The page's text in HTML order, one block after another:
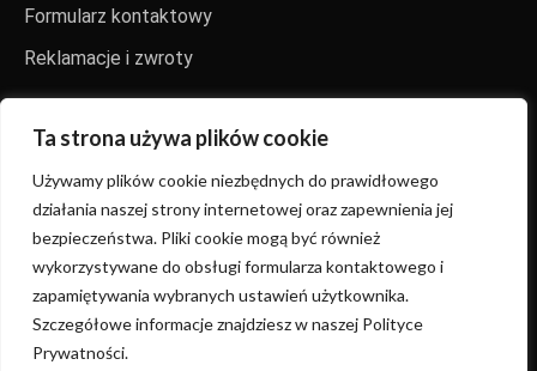
Ta strona używa plików cookie
Używamy plików cookie niezbędnych do prawidłowego
działania naszej strony internetowej oraz zapewnienia jej
bezpieczeństwa. Pliki cookie mogą być również
wykorzystywane do obsługi formularza kontaktowego i
zapamiętywania wybranych ustawień użytkownika.
Szczegółowe informacje znajdziesz w naszej Polityce
Prywatności.
Formularz kontaktowy
Reklamacje i zwroty
Regulamin sklepu internetowego
Polityka prywatności
FAQ – najczęściej zadawane pytania
Copyright ©2024 KonradKominki | Stworzone przez